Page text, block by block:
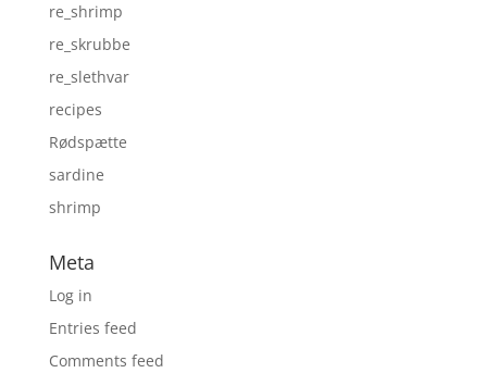
re_shrimp
re_skrubbe
re_slethvar
recipes
Rødspætte
sardine
shrimp
Meta
Log in
Entries feed
Comments feed